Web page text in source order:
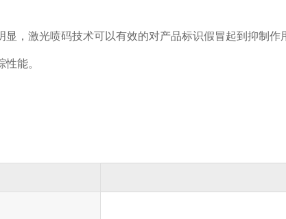
，激光喷码技术可以有效的对产品标识假冒起到抑制
能。